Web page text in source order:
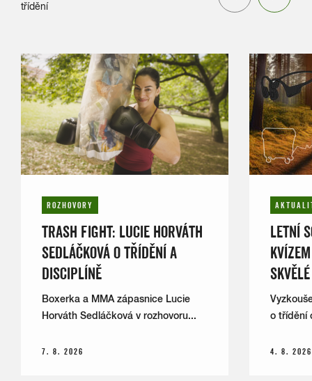
třídění
ROZHOVORY
TRASH FIGHT: LUCIE HORVÁTH
SEDLÁČKOVÁ O TŘÍDĚNÍ A
DISCIPLÍNĚ
Boxerka a MMA zápasnice Lucie
Horváth Sedláčková v rozhovoru...
7. 8. 2026
LETNÍ
o třídění
4. 8. 2026